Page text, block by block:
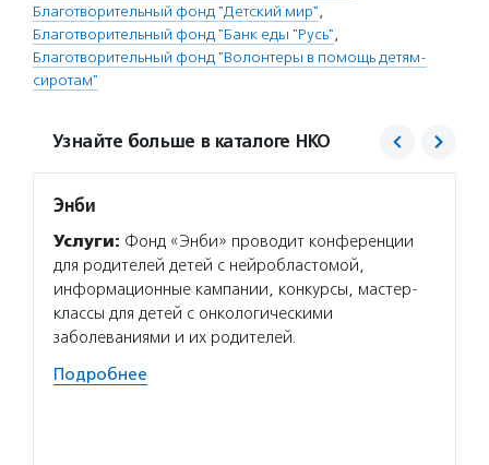
Благотворительный фонд "Детский мир",
Благотворительный фонд "Банк еды "Русь",
Благотворительный фонд "Волонтеры в помощь детям-
сиротам"
Узнайте больше в каталоге НКО
Энби
Услуги: Фонд «Энби» проводит конференции
для родителей детей с нейробластомой,
информационные кампании, конкурсы, мастер-
классы для детей с онкологическими
заболеваниями и их родителей.
Подробнее